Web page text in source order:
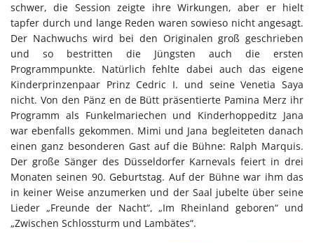
schwer, die Session zeigte ihre Wirkungen, aber er hielt
tapfer durch und lange Reden waren sowieso nicht angesagt.
Der Nachwuchs wird bei den Originalen groß geschrieben
und so bestritten die Jüngsten auch die ersten
Programmpunkte. Natürlich fehlte dabei auch das eigene
Kinderprinzenpaar Prinz Cedric I. und seine Venetia Saya
nicht. Von den Pänz en de Bütt präsentierte Pamina Merz ihr
Programm als Funkelmariechen und Kinderhoppeditz Jana
war ebenfalls gekommen. Mimi und Jana begleiteten danach
einen ganz besonderen Gast auf die Bühne: Ralph Marquis.
Der große Sänger des Düsseldorfer Karnevals feiert in drei
Monaten seinen 90. Geburtstag. Auf der Bühne war ihm das
in keiner Weise anzumerken und der Saal jubelte über seine
Lieder „Freunde der Nacht“, „Im Rheinland geboren“ und
„Zwischen Schlossturm und Lambätes“.